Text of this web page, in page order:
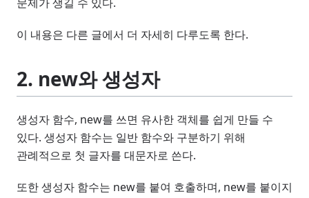
이 내용은 다른 글에서 더 자세히 다루도록 한다.
2. new와 생성자
생성자 함수, new를 쓰면 유사한 객체를 쉽게 만들 수
있다. 생성자 함수는 일반 함수와 구분하기 위해
관례적으로 첫 글자를 대문자로 쓴다.
또한 생성자 함수는 new를 붙여 호출하며, new를 붙이지